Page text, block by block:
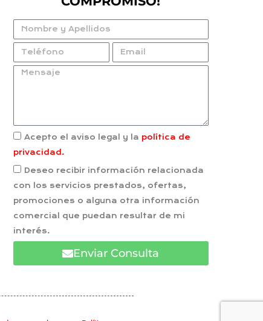
Acepto el aviso legal y la política de
privacidad.
Deseo recibir información relacionada
con los servicios prestados, ofertas,
promociones o alguna otra información
comercial que puedan resultar de mi
interés.
Enviar Consulta